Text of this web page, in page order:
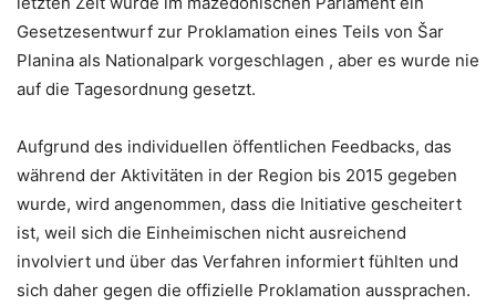
Gesetzesentwurf zur Proklamation eines Teils von Šar
Planina als Nationalpark vorgeschlagen , aber es wurde nie
auf die Tagesordnung gesetzt.
Aufgrund des individuellen öffentlichen Feedbacks, das
während der Aktivitäten in der Region bis 2015 gegeben
wurde, wird angenommen, dass die Initiative gescheitert
ist, weil sich die Einheimischen nicht ausreichend
involviert und über das Verfahren informiert fühlten und
sich daher gegen die offizielle Proklamation aussprachen.